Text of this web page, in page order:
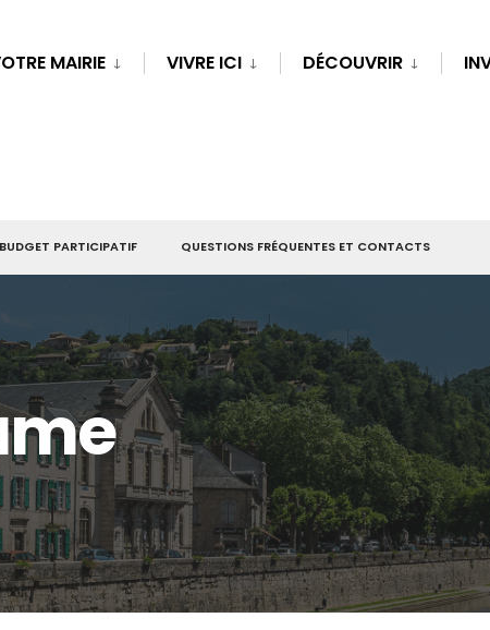
MAIRIE VIVRE ICI DÉCOUVRIR
BUDGET PARTICIPATIF QUESTIONS FRÉQUENTES ET CONTACTS